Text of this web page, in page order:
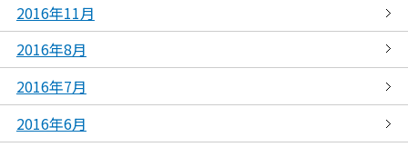
2016年11月
2016年8月
2016年7月
2016年6月